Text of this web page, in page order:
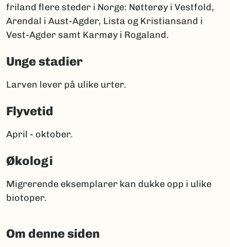
friland flere steder i Norge: Nøtterøy i Vestfold,
Arendal i Aust-Agder, Lista og Kristiansand i
Vest-Agder samt Karmøy i Rogaland.
Unge stadier
Larven lever på ulike urter.
Flyvetid
April - oktober.
Økologi
Migrerende eksemplarer kan dukke opp i ulike
biotoper.
Om denne siden